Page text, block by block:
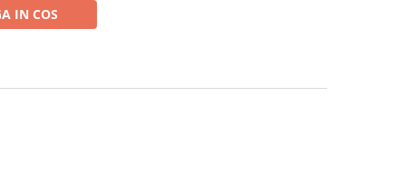
IN COS